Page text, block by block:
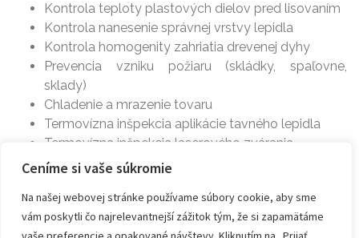
Ceníme si vaše súkromie
Na našej webovej stránke používame súbory cookie, aby sme
vám poskytli čo najrelevantnejší zážitok tým, že si zapamätáme
Kontrola teploty plastových dielov pred lisovaním
Kontrola nanesenie správnej vrstvy lepidla
Kontrola homogenity zahriatia drevenej dyhy
Prevencia vzniku požiaru (skládky, spaľovne,
sklady)
Chladenie a mrazenie tovaru
Termovízna inšpekcia aplikácie tavného lepidla
Termovízna inšpekcia laserového zvárania
Kontrola laminovania termokamerou
a ďalšie